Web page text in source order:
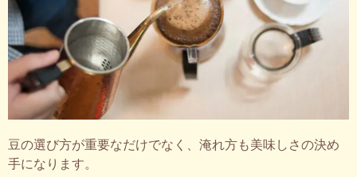
豆の選び方が重要なだけでなく、淹れ方も美味しさの決め
手になります。